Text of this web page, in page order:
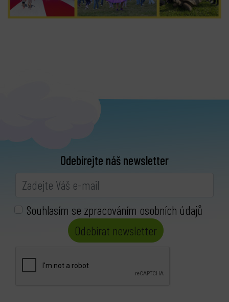
Odebírejte náš newsletter
Souhlasím se zpracováním osobních údajů
Odebírat newsletter